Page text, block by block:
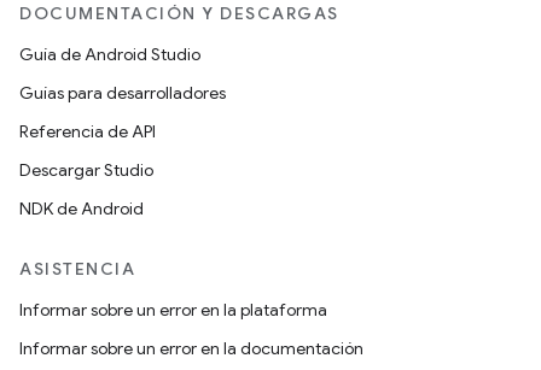
DOCUMENTACIÓN Y DESCARGAS
Guía de Android Studio
Guías para desarrolladores
Referencia de API
Descargar Studio
NDK de Android
ASISTENCIA
Informar sobre un error en la plataforma
Informar sobre un error en la documentación